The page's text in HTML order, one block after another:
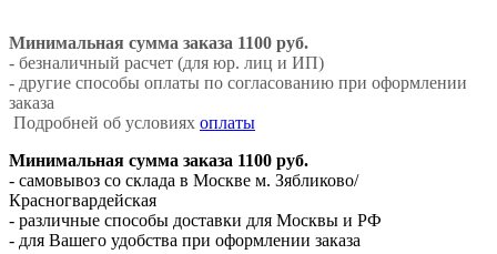
Минимальная сумма заказа 1100 руб.
- безналичный расчет (для юр. лиц и ИП)
- другие способы оплаты по согласованию при оформлении
заказа
Подробней об условиях оплаты
Минимальная сумма заказа 1100 руб.
- самовывоз со склада в Москве м. Зябликово/
Красногвардейская
- различные способы доставки для Москвы и РФ
- для Вашего удобства при оформлении заказа